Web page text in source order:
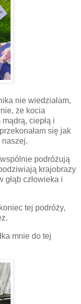
nie wiedziałam,
że kocia
ciepłą i
się jak
naszej.
podróżują
krajobrazy
człowieka i
tej podróży,
mnie do tej